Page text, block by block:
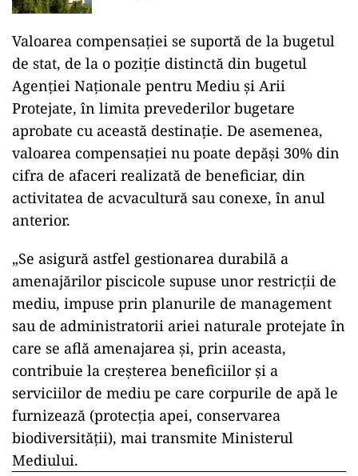
Valoarea compensației se suportă de la bugetul
de stat, de la o poziție distinctă din bugetul
Agenției Naționale pentru Mediu și Arii
Protejate, în limita prevederilor bugetare
aprobate cu această destinație. De asemenea,
valoarea compensației nu poate depăși 30% din
cifra de afaceri realizată de beneficiar, din
activitatea de acvacultură sau conexe, în anul
anterior.
„Se asigură astfel gestionarea durabilă a
amenajărilor piscicole supuse unor restricţii de
mediu, impuse prin planurile de management
sau de administratorii ariei naturale protejate în
care se află amenajarea şi, prin aceasta,
contribuie la creşterea beneficiilor şi a
serviciilor de mediu pe care corpurile de apă le
furnizează (protecţia apei, conservarea
biodiversităţii), mai transmite Ministerul
Mediului.